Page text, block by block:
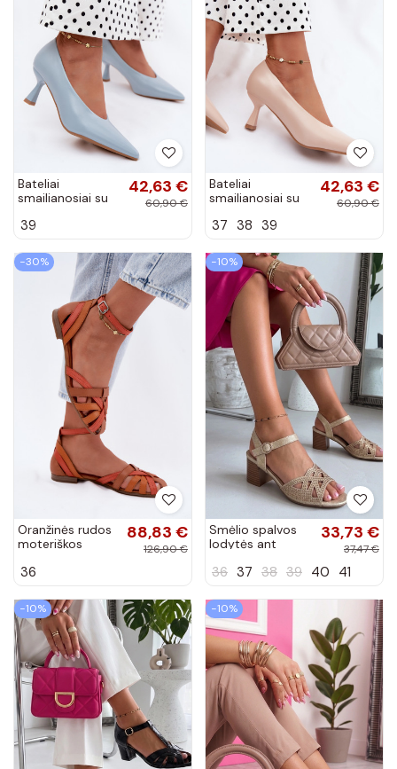
Bateliai
smailianosiai su
mėlynos spalvos
42,63 €
60,90 €
39
Bateliai
smailianosiai su
spalvos Silenta
42,63 €
60,90 €
37 38 39
−30%
Oranžinės rudos
moteriškos
plačiais
juostelėmis Tai
turiciejka...
88,83 €
126,90 €
36
−10%
Smėlio spalvos
lodytės ant
cirkoniais Liviak
33,73 €
37,47 €
36 37 38 39 40 41
−10% −10%